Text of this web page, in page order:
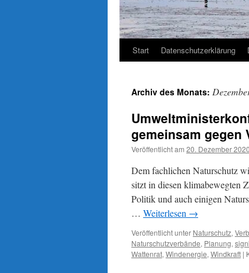
Start Datenschutzerklärung
Archiv des Monats:
gemeinsam gegen
Veröffentlicht am 20. Dezember 2020
Dem fachlichen Naturschutz
sitzt in diesen klimabewegten
Politik und auch einigen
… Weiterlesen →
Veröffentlicht unter Naturschutz,
Naturschutzverbände, Planung,
Wattenrat, Windenergie, Windkraft |